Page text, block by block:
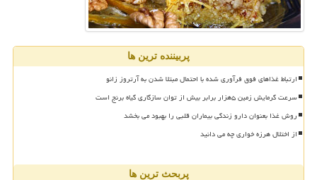
پربیننده ترین ها
ارتباط غذاهای فوق فرآوری شده با احتمال مبتلا شدن به آرتروز زانو
سرعت گرمایش زمین ۵هزار برابر بیش از توان سازگاری گیاه برنج است
روش غذا بعنوان دارو زندگی بیماران قلبی را بهبود می بخشد
از اختلال هرزه خواری چه می دانید
پربحث ترین ها